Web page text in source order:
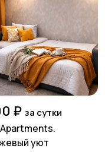
₽ за сутки
уют